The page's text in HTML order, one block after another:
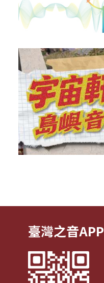
臺灣之音APP